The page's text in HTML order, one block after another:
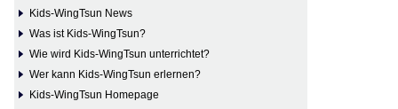
Kids-WingTsun News
Was ist Kids-WingTsun?
Wie wird Kids-WingTsun unterrichtet?
Wer kann Kids-WingTsun erlernen?
Kids-WingTsun Homepage